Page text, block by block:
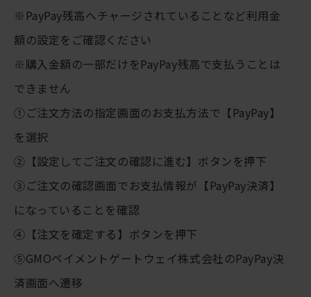
※PayPay残高へチャージされていることなど利用金
額の設定をご確認ください
※購入金額の一部だけをPayPay残高で支払うことは
できません
①ご注文方法の指定画面のお支払方法で【PayPay】
を選択
②【設定してご注文の確認に進む】ボタンを押下
③ご注文の確認画面でお支払情報が【PayPay決済】
になっていることを確認
④【注文を確定する】ボタンを押下
⑤GMOペイメントゲートウェイ株式会社のPayPay決
済画面へ遷移